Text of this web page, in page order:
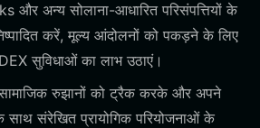
और अन्य सोलाना-आधारित परिसंपत्तियों के
करें, मूल्य आंदोलनों को पकड़ने के लिए
सुविधाओं का लाभ उठाएं।
रुझानों को ट्रैक करके और अपने
साथ संरेखित प्रायोगिक परियोजनाओं के